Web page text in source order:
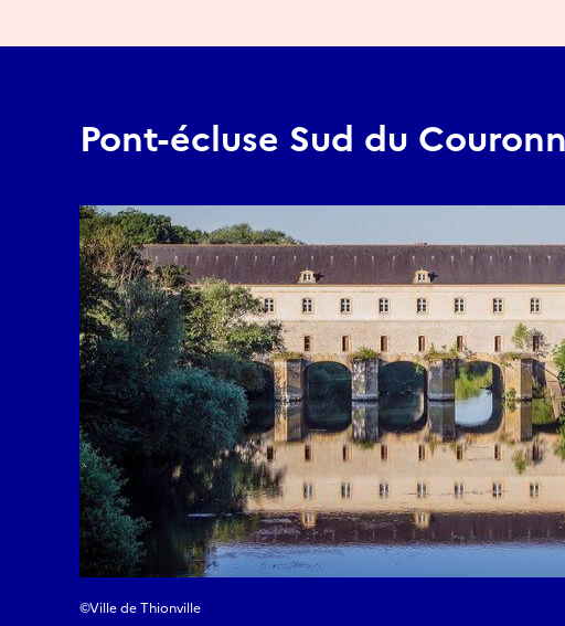
Pont-écluse Sud du
©Ville de Thionville